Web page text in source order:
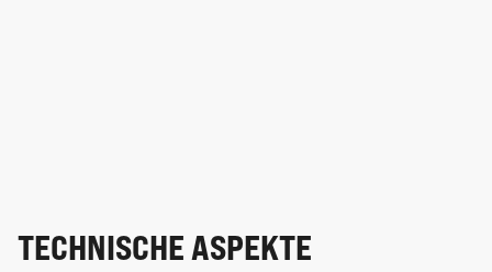
TECHNISCHE ASPEKTE